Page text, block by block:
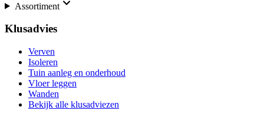
Assortiment
Klusadvies
Verven
Isoleren
Tuin aanleg en onderhoud
Vloer leggen
Wanden
Bekijk alle klusadviezen